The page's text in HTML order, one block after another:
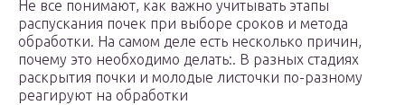
Не все понимают, как важно учитывать этапы
распускания почек при выборе сроков и метода
обработки. На самом деле есть несколько причин,
почему это необходимо делать:. В разных стадиях
раскрытия почки и молодые листочки по-разному
реагируют на обработки